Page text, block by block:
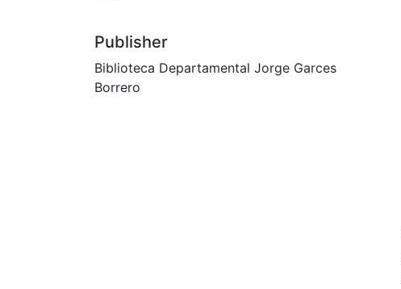
Publisher
Biblioteca Departamental Jorge Garces
Borrero